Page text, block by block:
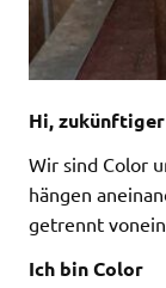
Hi,
Wir sind Color
hängen
getrennt
Ich bin Color